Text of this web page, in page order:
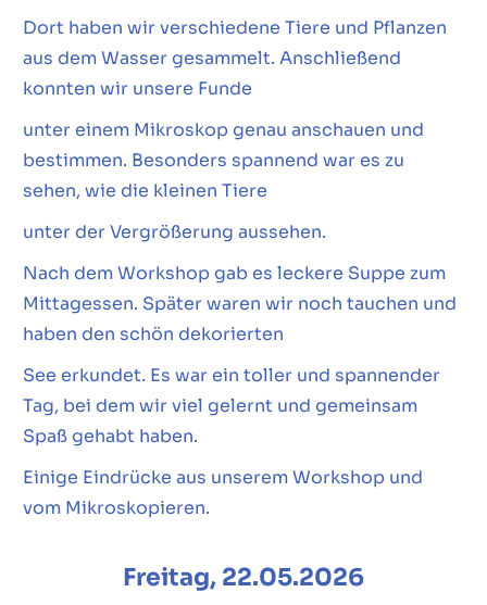
Dort haben wir verschiedene Tiere und Pflanzen
aus dem Wasser gesammelt. Anschließend
konnten wir unsere Funde
unter einem Mikroskop genau anschauen und
bestimmen. Besonders spannend war es zu
sehen, wie die kleinen Tiere
unter der Vergrößerung aussehen.
Nach dem Workshop gab es leckere Suppe zum
Mittagessen. Später waren wir noch tauchen und
haben den schön dekorierten
See erkundet. Es war ein toller und spannender
Tag, bei dem wir viel gelernt und gemeinsam
Spaß gehabt haben.
Einige Eindrücke aus unserem Workshop und
vom Mikroskopieren.
Freitag, 22.05.2026